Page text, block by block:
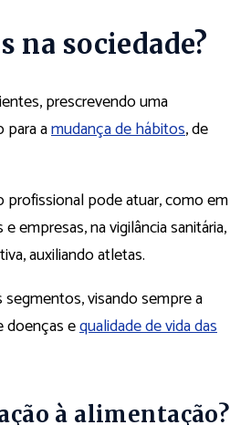
na sociedade?
prescrevendo uma
para amudança de hábitos, de
profissional pode atuar, como em
empresas, na vigilância sanitária,
auxiliando atletas.
segmentos, visando sempre a
doenças equalidade de vida das
à alimentação?